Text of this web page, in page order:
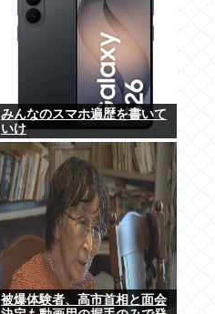
みんなのスマホ遍歴を書いて
いけ
被爆体験者、高市首相と面会